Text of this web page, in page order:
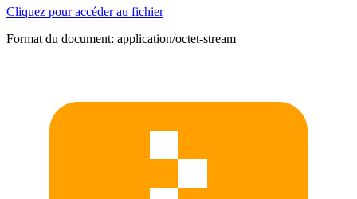
Cliquez pour accéder au fichier
Format du document: application/octet-stream